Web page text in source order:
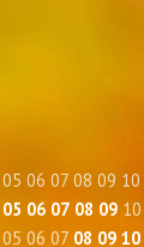
05 06 07 08 09 10
05 06 07 08 09 10
05 06 07 08 09 10